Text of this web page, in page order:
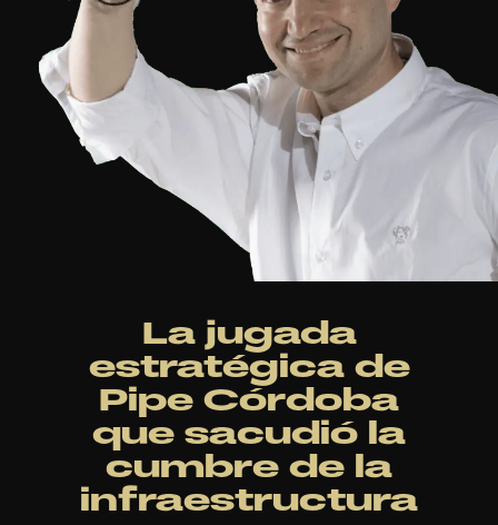
La jugada
estratégica de
Pipe Córdoba
que sacudió la
cumbre de la
infraestructura